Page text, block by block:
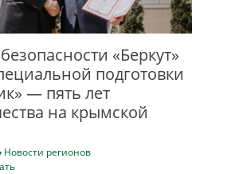
«Беркут»
подготовки
— пять лет
на крымской
Новости регионов